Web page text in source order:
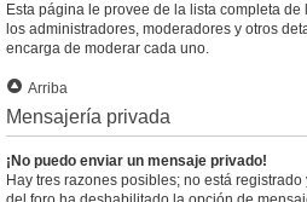
Esta página le provee de la lista completa
los administradores, moderadores y otros
encarga de moderar cada uno.
Arriba
Mensajería privada
¡No puedo enviar un mensaje privado!
Hay tres razones posibles; no está